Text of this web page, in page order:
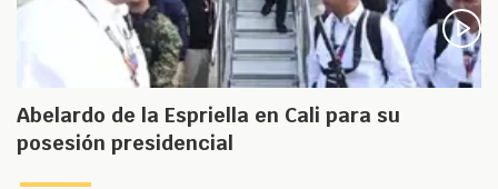
Abelardo de la Espriella en Cali para su
posesión presidencial